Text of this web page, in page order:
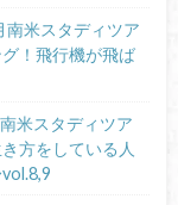
南米スタディツア
！飛行機が飛ば
米スタディツア
方をしている人